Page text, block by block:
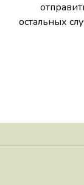
остальных